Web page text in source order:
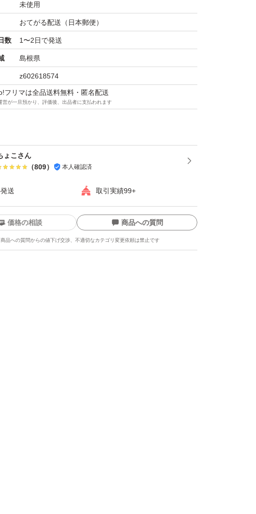
】
トリペア シャンプー
リペア トリートメント
いいたします。
未使用
おてがる配送（日本郵便）
数 1〜2日で発送
島根県
z602618574
フリマは全品送料無料・匿名配送
営が一旦預かり、評価後、出品者に支払われます
ょこさん
（809） 本人確認済
送 取引実績99+
います
ザーです
績があります
価格の相談 商品への質問
商品への質問からの値下げ交渉、不適切なカテゴリ変更依頼は禁止です